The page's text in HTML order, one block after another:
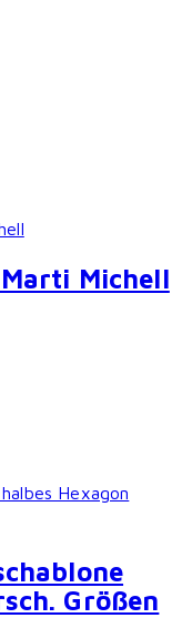
Michell
Größen